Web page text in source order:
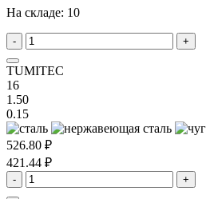
На складе: 10
- +
TUMITEC
16
1.50
0.15
526.80 ₽
421.44 ₽
- +